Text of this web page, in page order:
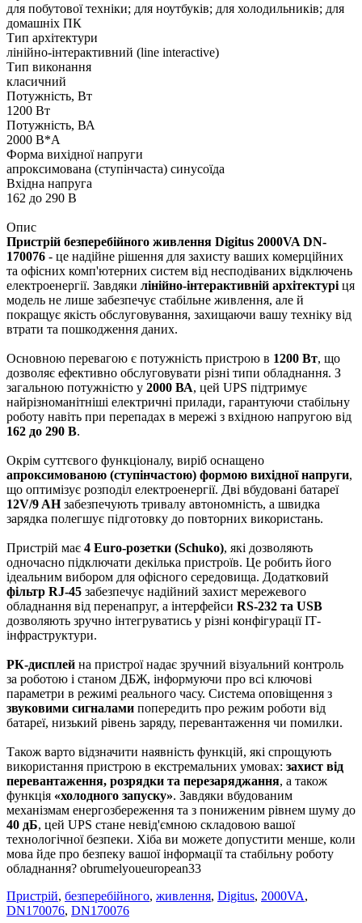
для побутової техніки; для ноутбуків; для холодильників; для
домашніх ПК
Тип архітектури
лінійно-інтерактивний (line interactive)
Тип виконання
класичний
Потужність, Вт
1200 Вт
Потужність, ВА
2000 В*А
Форма вихідної напруги
апроксимована (ступінчаста) синусоїда
Вхідна напруга
162 до 290 В
Опис
Пристрій безперебійного живлення Digitus 2000VA DN-
170076 - це надійне рішення для захисту ваших комерційних
та офісних комп'ютерних систем від несподіваних відключень
електроенергії. Завдяки лінійно-інтерактивній архітектурі ця
модель не лише забезпечує стабільне живлення, але й
покращує якість обслуговування, захищаючи вашу техніку від
втрати та пошкодження даних.
Основною перевагою є потужність пристрою в 1200 Вт, що
дозволяє ефективно обслуговувати різні типи обладнання. З
загальною потужністю у 2000 ВА, цей UPS підтримує
найрізноманітніші електричні прилади, гарантуючи стабільну
роботу навіть при перепадах в мережі з вхідною напругою від
162 до 290 В.
Окрім суттєвого функціоналу, виріб оснащено
апроксимованою (ступінчастою) формою вихідної напруги,
що оптимізує розподіл електроенергії. Дві вбудовані батареї
12V/9 AHзабезпечують тривалу автономність, а швидка
зарядка полегшує підготовку до повторних використань.
Пристрій має 4 Euro-розетки (Schuko), які дозволяють
одночасно підключати декілька пристроїв. Це робить його
ідеальним вибором для офісного середовища. Додатковий
фільтр RJ-45 забезпечує надійний захист мережевого
обладнання від перенапруг, а інтерфейси RS-232 та USB
дозволяють зручно інтегруватись у різні конфігурації ІТ-
інфраструктури.
РК-дисплей на пристрої надає зручний візуальний контроль
за роботою і станом ДБЖ, інформуючи про всі ключові
параметри в режимі реального часу. Система оповіщення з
звуковими сигналами попередить про режим роботи від
батареї, низький рівень заряду, перевантаження чи помилки.
Також варто відзначити наявність функцій, які спрощують
використання пристрою в екстремальних умовах: захист від
перевантаження, розрядки та перезаряджання, а також
функція «холодного запуску». Завдяки вбудованим
механізмам енергозбереження та з пониженим рівнем шуму до
40 дБ, цей UPS стане невід'ємною складовою вашої
технологічної безпеки. Хіба ви можете допустити менше, коли
мова йде про безпеку вашої інформації та стабільну роботу
обладнання? obrumelyoueuropean33
Пристрій, безперебійного, живлення, Digitus, 2000VA,
DN170076, DN170076